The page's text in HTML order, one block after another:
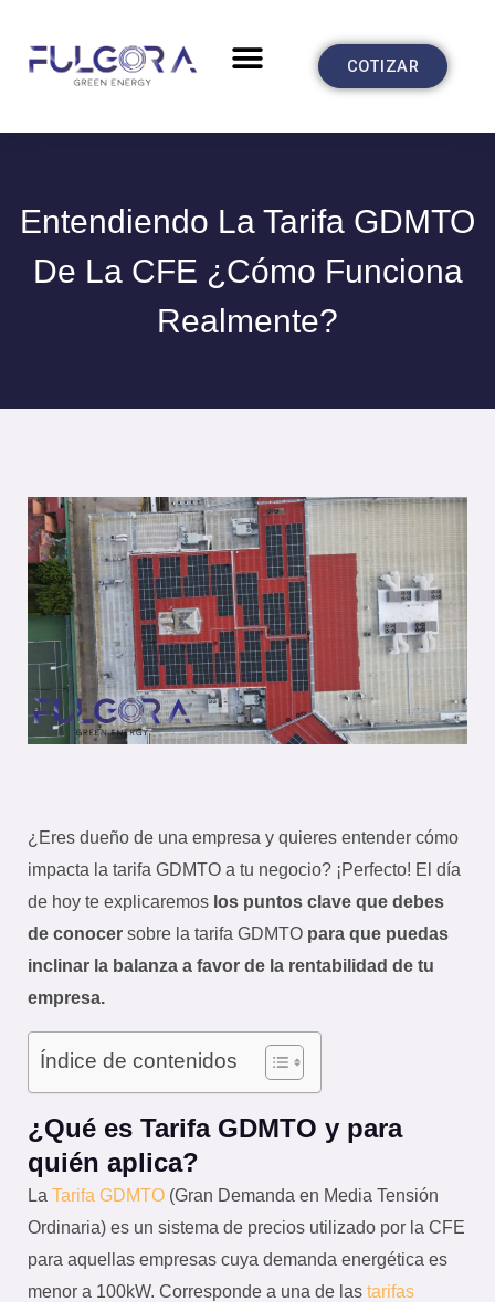
contenido
Menu COTIZAR
Entendiendo La Tarifa GDMTO
De La CFE ¿Cómo Funciona
Realmente?
¿Eres dueño de una empresa y quieres entender cómo
impacta la tarifa GDMTO a tu negocio? ¡Perfecto! El día
de hoy te explicaremos los puntos clave que debes
de conocer sobre la tarifa GDMTO para que puedas
inclinar la balanza a favor de la rentabilidad de tu
empresa.
Índice de contenidos
¿Qué es Tarifa GDMTO y para
quién aplica?
La Tarifa GDMTO (Gran Demanda en Media Tensión
Ordinaria) es un sistema de precios utilizado por la CFE
para aquellas empresas cuya demanda energética es
menor a 100kW. Corresponde a una de las tarifas